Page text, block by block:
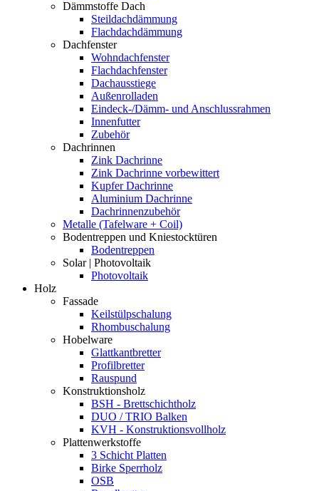
Dämmstoffe Dach
Steildachdämmung
Flachdachdämmung
Dachfenster
Wohndachfenster
Flachdachfenster
Dachausstiege
Außenrolladen
Eindeck-/Dämm- und Anschlussrahmen
Innenfutter
Zubehör
Dachrinnen
Zink Dachrinne
Zink Dachrinne vorbewittert
Kupfer Dachrinne
Aluminium Dachrinne
Dachrinnenzubehör
Metalle (Tafelware + Coil)
Bodentreppen und Kniestocktüren
Bodentreppen
Solar | Photovoltaik
Photovoltaik
Holz
Fassade
Keilstülpschalung
Rhombuschalung
Hobelware
Glattkantbretter
Profilbretter
Rauspund
Konstruktionsholz
BSH - Brettschichtholz
DUO / TRIO Balken
KVH - Konstruktionsvollholz
Plattenwerkstoffe
3 Schicht Platten
Birke Sperrholz
OSB